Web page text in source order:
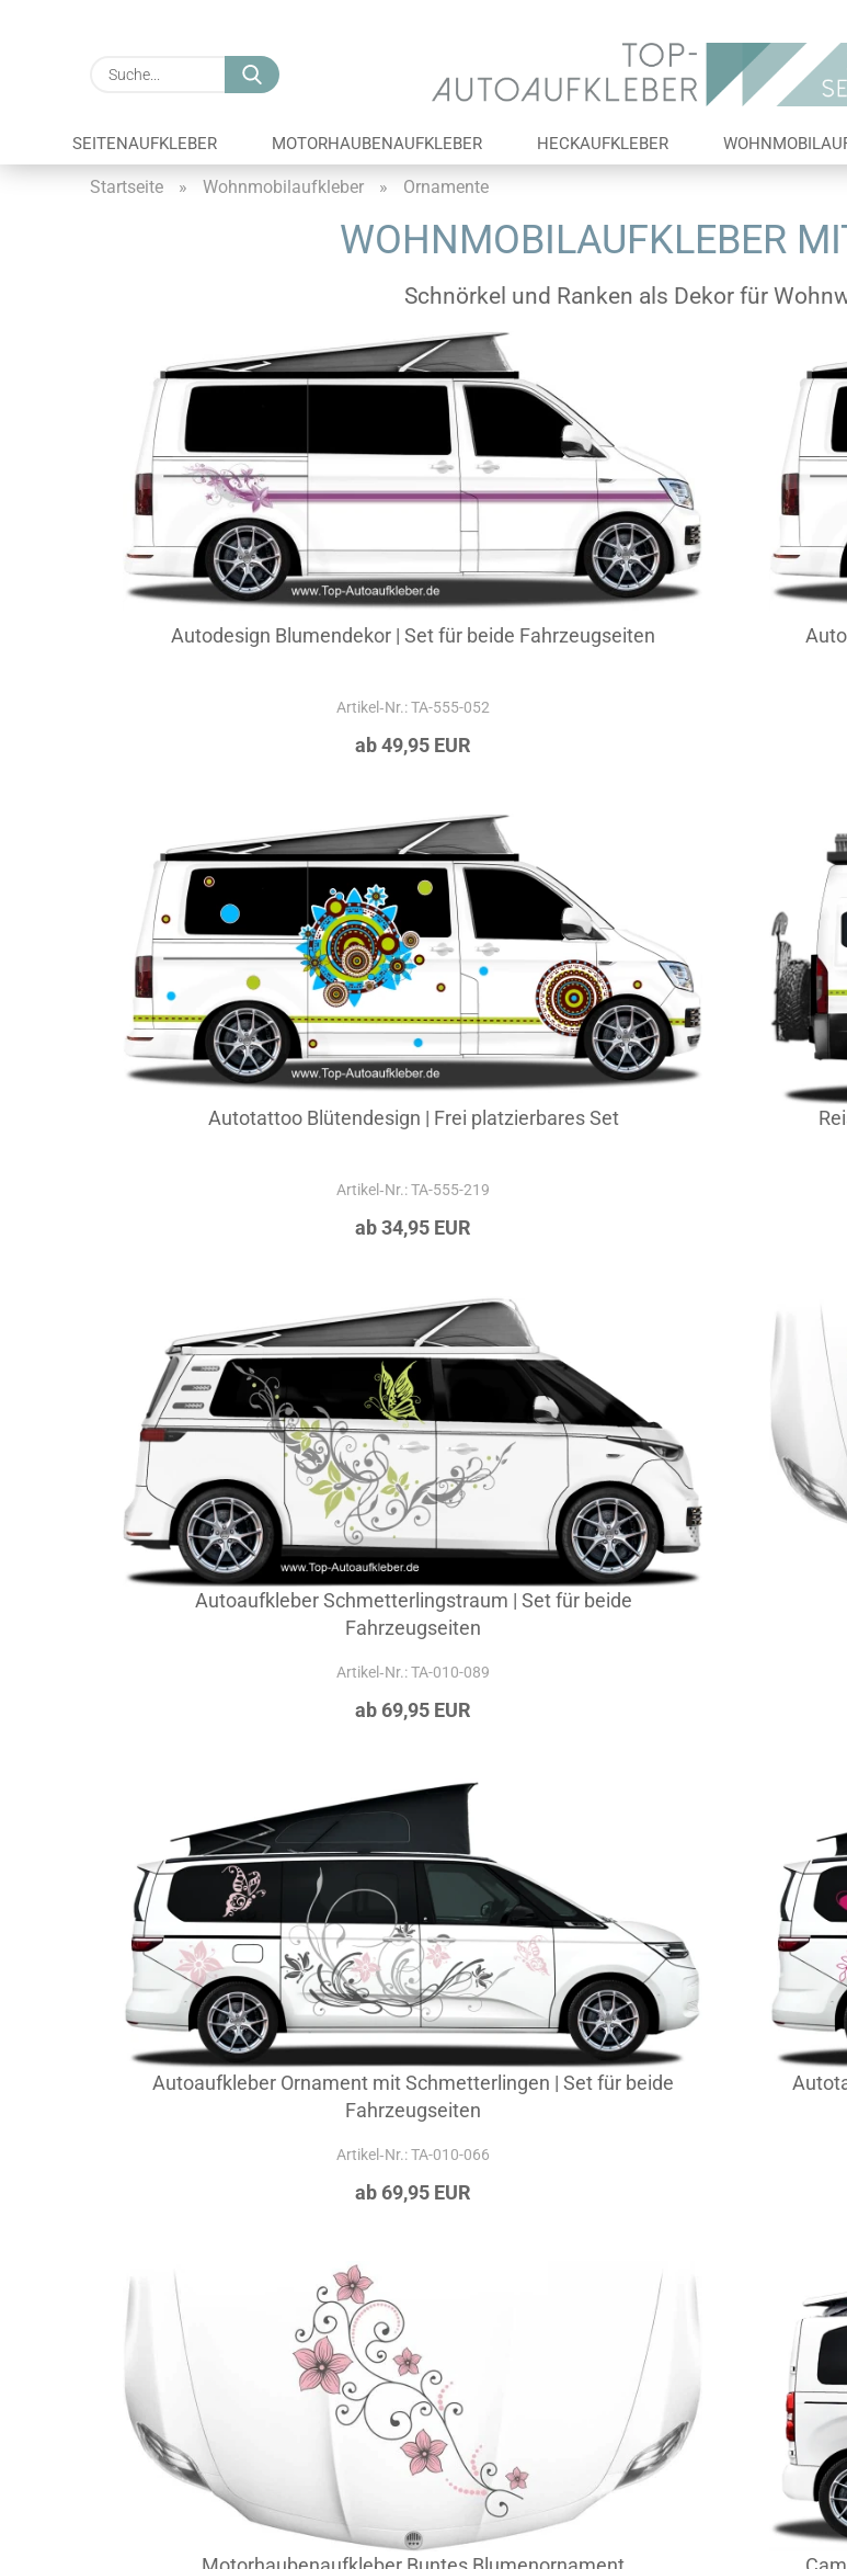
Suche...
SEITENAUFKLEBER MOTORHAUBENAUFKLEBER HECKAUFKLEBER
Startseite » Wohnmobilaufkleber » Ornamente
WOHNMOBILAUFKLEBER
Schnörkel und Ranken als Dekor für
Autodesign Blumendekor | Set für beide Fahrzeugseiten
Artikel‑Nr.: TA-555-052
ab 49,95 EUR
Autotattoo Blütendesign | Frei platzierbares Set
Artikel‑Nr.: TA-555-219
ab 34,95 EUR
Autoaufkleber Schmetterlingstraum | Set für beide
Fahrzeugseiten
Artikel‑Nr.: TA-010-089
ab 69,95 EUR
Autoaufkleber Ornament mit Schmetterlingen | Set für beide
Fahrzeugseiten
Artikel‑Nr.: TA-010-066
ab 69,95 EUR